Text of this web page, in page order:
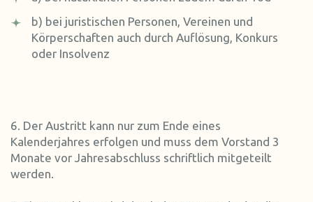
b) bei juristischen Personen, Vereinen und
Körperschaften auch durch Auflösung, Konkurs
oder Insolvenz
6. Der Austritt kann nur zum Ende eines
Kalenderjahres erfolgen und muss dem Vorstand 3
Monate vor Jahresabschluss schriftlich mitgeteilt
werden.